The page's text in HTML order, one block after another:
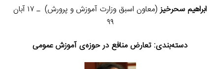
ابراهیم سحرخیز
(معاون اسبق وزارت آموزش و پرورش) ـ ۱۷ آبان
۹۹
دسته‌بندی: تعارض منافع در حوزه‌ی آموزش عمومی